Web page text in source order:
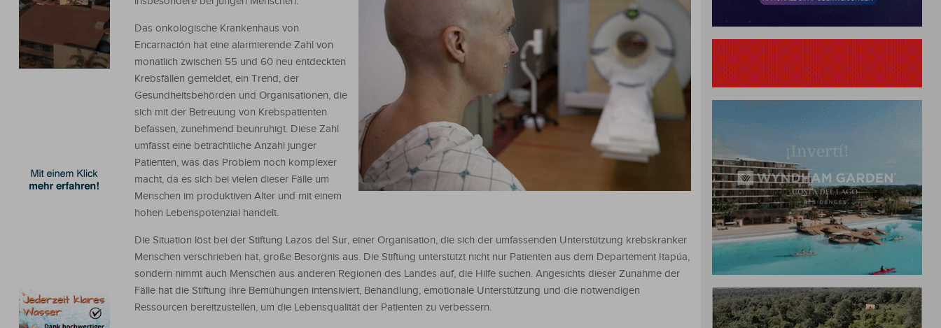
Das onkologische Krankenhaus von
Encarnación hat eine alarmierende Zahl von
monatlich zwischen 55 und 60 neu entdeckten
Krebsfällen gemeldet, ein Trend, der
Gesundheitsbehörden und Organisationen, die
sich mit der Betreuung von Krebspatienten
befassen, zunehmend beunruhigt. Diese Zahl
umfasst eine beträchtliche Anzahl junger
Patienten, was das Problem noch komplexer
macht, da es sich bei vielen dieser Fälle um
Menschen im produktiven Alter und mit einem
hohen Lebenspotenzial handelt.
Die Situation löst bei der Stiftung Lazos del Sur, einer Organisation, die sich der umfassenden Unterstützung krebskranker
Menschen verschrieben hat, große Besorgnis aus. Die Stiftung unterstützt nicht nur Patienten aus dem Departement Itapúa,
sondern nimmt auch Menschen aus anderen Regionen des Landes auf, die Hilfe suchen. Angesichts dieser Zunahme der
Fälle hat die Stiftung ihre Bemühungen intensiviert, Behandlung, emotionale Unterstützung und die notwendigen
Ressourcen bereitzustellen, um die Lebensqualität der Patienten zu verbessern.